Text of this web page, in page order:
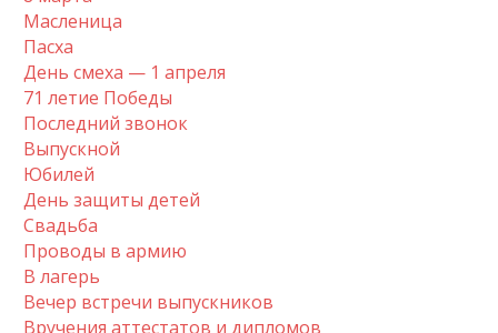
Масленица
Пасха
День смеха — 1 апреля
71 летие Победы
Последний звонок
Выпускной
Юбилей
День защиты детей
Свадьба
Проводы в армию
В лагерь
Вечер встречи выпускников
Вручения аттестатов и дипломов